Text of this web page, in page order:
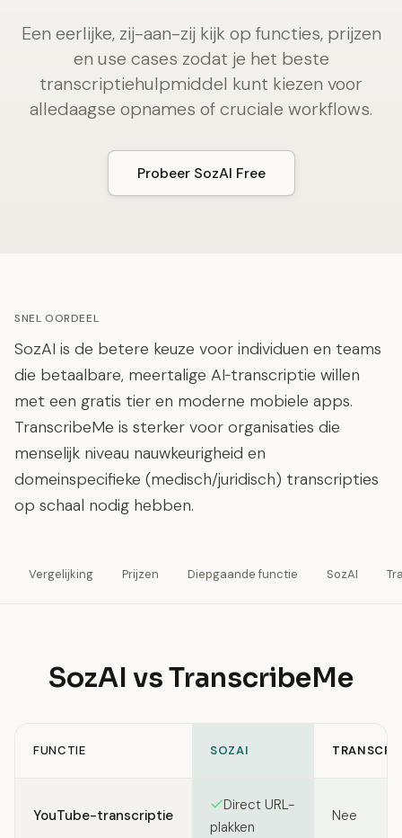
Een eerlijke, zij-aan-zij kijk op functies, prijzen
en use cases zodat je het beste
transcriptiehulpmiddel kunt kiezen voor
alledaagse opnames of cruciale workflows.
Probeer SozAI Free
SNEL OORDEEL
SozAI is de betere keuze voor individuen en teams
die betaalbare, meertalige AI‑transcriptie willen
met een gratis tier en moderne mobiele apps.
TranscribeMe is sterker voor organisaties die
menselijk niveau nauwkeurigheid en
domeinspecifieke (medisch/juridisch) transcripties
op schaal nodig hebben.
Vergelijking Prijzen Diepgaande functie SozAI
SozAI vs TranscribeMe
FUNCTIE SOZAI
YouTube-transcriptie
Direct URL-
plakken
Nee